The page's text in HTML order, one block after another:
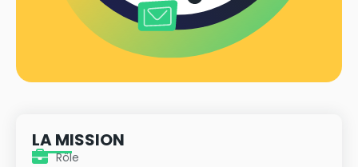
LA MISSION
Rôle